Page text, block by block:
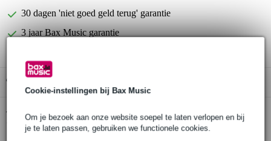
Cookie-instellingen bij Bax Music
Om je bezoek aan onze website soepel te laten verlopen en bij
je te laten passen, gebruiken we functionele cookies.
30 dagen 'niet goed geld terug' garantie
3 jaar Bax Music garantie
Gratis ophalen in de winkel
Twijfel je of deDunlop DEN1150 Electric Nickel Medium
11-50 snarensetbij je past? Doe de check.